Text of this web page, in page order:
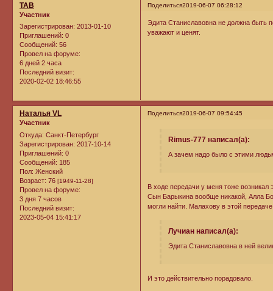
Поделиться2019-06-07 06:28:12
ТАВ
Участник
Зарегистрирован: 2013-01-10
Приглашений: 0
Сообщений: 56
Провел на форуме:
6 дней 2 часа
Последний визит:
2020-02-02 18:46:55
Эдита Станиславовна не должна быть
уважают и ценят.
Поделиться2019-06-07 09:54:45
Наталья VL
Участник
Откуда: Санкт-Петербург
Зарегистрирован: 2017-10-14
Приглашений: 0
Сообщений: 185
Пол: Женский
Возраст: 76 [1949-11-28]
Провел на форуме:
3 дня 7 часов
Последний визит:
2023-05-04 15:41:17
Rimus-777 написал(а):
А зачем надо было с этими
В ходе передачи у меня тоже
Сын Барыкина вообще никакой, Алла
могли найти. Малахову в этой
Лучиан написал(а):
Эдита Станиславовна в ней
И это действительно порадовало.